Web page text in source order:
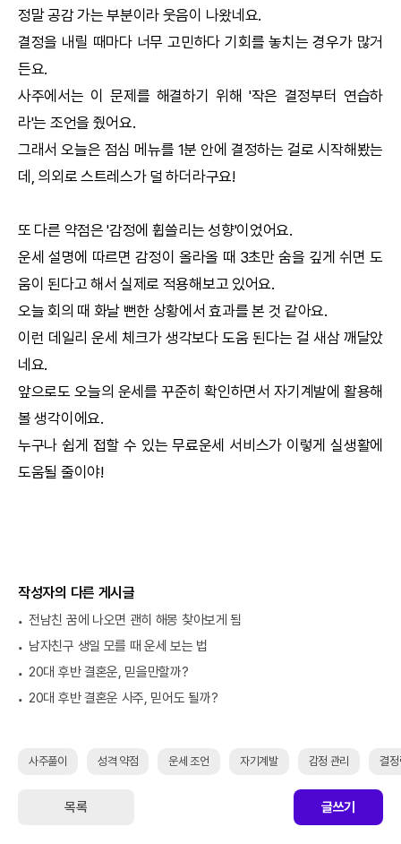
정말 공감 가는 부분이라 웃음이 나왔네요.
결정을 내릴 때마다 너무 고민하다 기회를 놓치는 경우가 많거
든요.
사주에서는 이 문제를 해결하기 위해 '작은 결정부터 연습하
라'는 조언을 줬어요.
그래서 오늘은 점심 메뉴를 1분 안에 결정하는 걸로 시작해봤는
데, 의외로 스트레스가 덜 하더라구요!
또 다른 약점은 '감정에 휩쓸리는 성향'이었어요.
운세 설명에 따르면 감정이 올라올 때 3초만 숨을 깊게 쉬면 도
움이 된다고 해서 실제로 적용해보고 있어요.
오늘 회의 때 화날 뻔한 상황에서 효과를 본 것 같아요.
이런 데일리 운세 체크가 생각보다 도움 된다는 걸 새삼 깨달았
네요.
앞으로도오늘의 운세 를 꾸준히 확인하면서 자기계발에 활용해
볼 생각이에요.
누구나 쉽게 접할 수 있는 무료운세 서비스가 이렇게 실생활에
도움될 줄이야!
작성자의 다른 게시글
전남친 꿈에 나오면 괜히 해몽 찾아보게 됨
남자친구 생일 모를 때 운세 보는 법
20대 후반 결혼운, 믿을만할까?
20대 후반 결혼운 사주, 믿어도 될까?
사주풀이 성격 약점 운세 조언 자기계발 감정 관리 결정
목록 글쓰기